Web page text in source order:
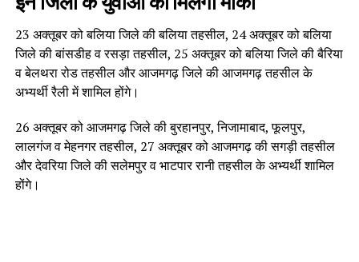
23 अक्तूबर को बलिया जिले की बलिया तहसील, 24 अक्तूबर को बलिया
जिले की बांसडीह व रसड़ा तहसील, 25 अक्तूबर को बलिया जिले की बैरिया
व बेलथरा रोड तहसील और आजमगढ़ जिले की आजमगढ़ तहसील के
अभ्यर्थी रैली में शामिल होंगे।
26 अक्तूबर को आजमगढ़ जिले की बुरहानपुर, निजामाबाद, फूलपुर,
लालगंज व मेहनगर तहसील, 27 अक्तूबर को आजमगढ़ की सगड़ी तहसील
और देवरिया जिले की सलेमपुर व भाटपार रानी तहसील के अभ्यर्थी शामिल
होंगे।